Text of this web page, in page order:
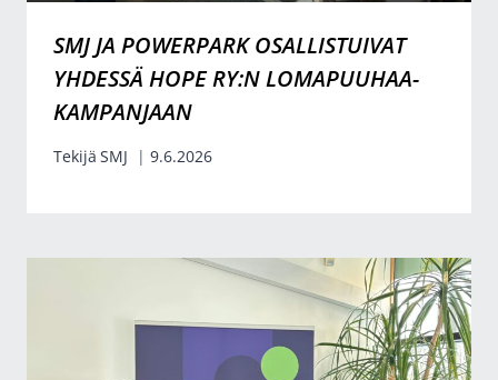
SMJ JA POWERPARK OSALLISTUIVAT
YHDESSÄ HOPE RY:N LOMAPUUHAA-
KAMPANJAAN
Tekijä SMJ 9.6.2026